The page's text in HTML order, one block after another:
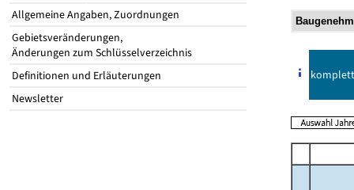
Allgemeine Angaben, Zuordnungen
Gebietsveränderungen,
Änderungen zum Schlüsselverzeichnis
Definitionen und Erläuterungen
Newsletter
komplett